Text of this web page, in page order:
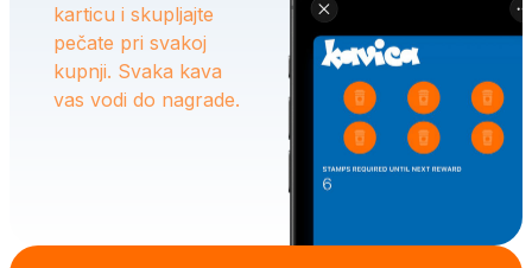
karticu i skupljajte
pečate pri svakoj
kupnji. Svaka kava
vas vodi do nagrade.